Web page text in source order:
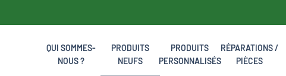
QUI SOMMES-
NOUS ?
PRODUITS
NEUFS
PRODUITS
PERSONNALISÉS
RÉPARATIONS /
PIÈCES